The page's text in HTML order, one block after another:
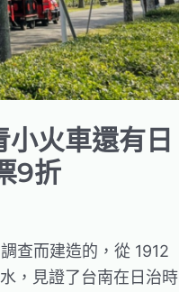
火車還有日
9折
查而建造的，從 1912
，見證了台南在日治時